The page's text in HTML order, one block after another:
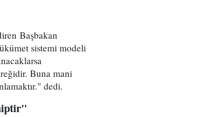
Başbakan
sistemi modeli
Buna mani
dedi.